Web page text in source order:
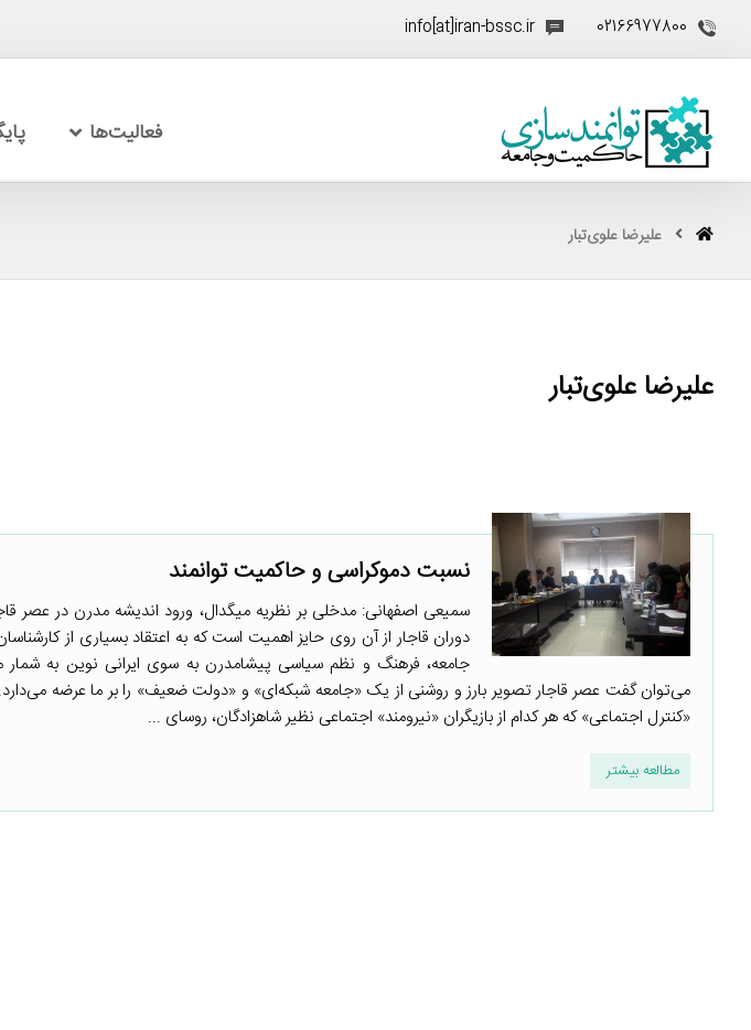
02166977800
info[at]iran-bssc.ir
فعالیت‌ها
علیرضا علوی‌تبار
علیرضا علوی‌تبار
نسبت دموکراسی و حاکمیت توانمند
سمیعی اصفهانی: مدخلی بر نظریه میگدال، ورود اندیشه مدرن در عصر
دوران قاجار از آن روی حایز اهمیت است که به اعتقاد بسیاری از
جامعه، فرهنگ و نظم سیاسی پیشامدرن به سوی ایرانی نوین به
می‌توان گفت عصر قاجار تصویر بارز و روشنی از یک «جامعه شبکه‌ای» و «دولت ضعیف» را بر ما عرضه
«کنترل اجتماعی» که هر کدام از بازیگران «نیرومند» اجتماعی نظیر شاهزادگان، روسای ...
مطالعه بیشتر